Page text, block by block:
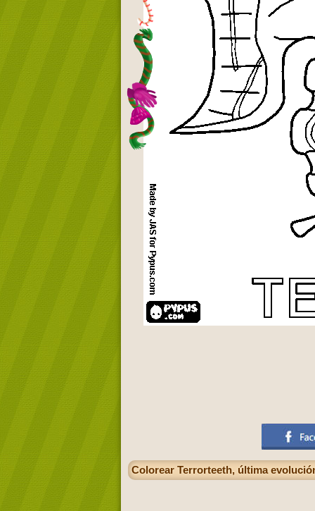
Colorear Terrorteeth, última